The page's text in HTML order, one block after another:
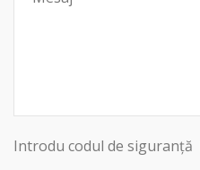
Introdu codul de siguranță